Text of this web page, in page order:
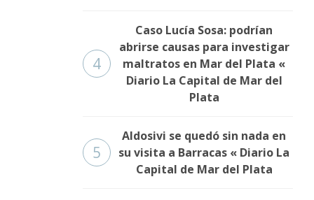
4
Caso Lucía Sosa: podrían
abrirse causas para investigar
maltratos en Mar del Plata «
Diario La Capital de Mar del
Plata
5
Aldosivi se quedó sin nada en
su visita a Barracas « Diario La
Capital de Mar del Plata